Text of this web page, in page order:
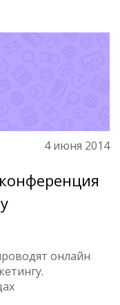
4 июня 2014
онлайн